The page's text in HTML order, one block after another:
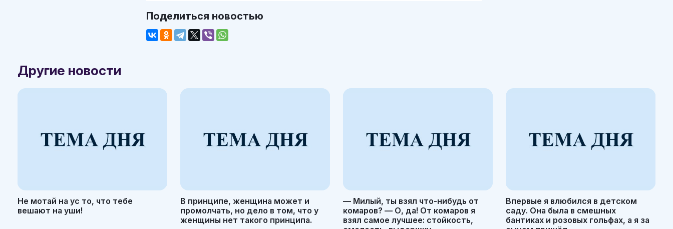
Поделиться новостью
Другие новости
Не мотай на ус то, что тебе
вешают на уши!
В принципе, женщина может и
промолчать, но дело в том, что у
женщины нет такого принципа.
— Милый, ты взял что-нибудь от
комаров? — О, да! От комаров я
взял самое лучшее: стойкость,
Впервые я влюбился в детском
саду. Она была в смешных
бантиках и розовых гольфах, а я за